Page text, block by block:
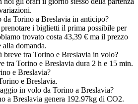
Torino a Breslavia in anticipo?
i biglietti il prima possibile per
trovato costa 43,39 € ma il prezzo
alla domanda.
tra Torino e Breslavia in volo?
tra Torino e Breslavia dura 2 h e 15 min.
e Breslavia?
e Breslavia.
in volo da Torino a Breslavia?
a Breslavia genera 192.97kg di CO2.